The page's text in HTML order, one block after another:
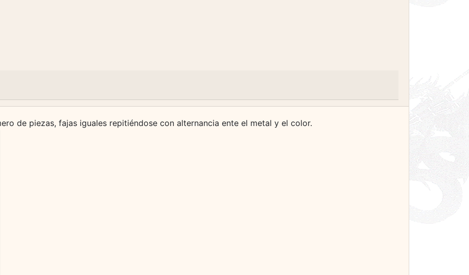
de piezas, fajas iguales repitiéndose con alternancia ente el metal y el color.